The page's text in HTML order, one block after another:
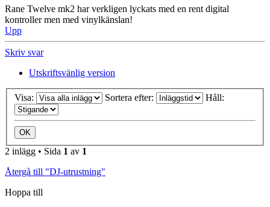
Rane Twelve mk2 har verkligen lyckats med en rent digital
kontroller men med vinylkänslan!
Upp
Skriv svar
Utskriftsvänlig version
Visa: Sortera efter: Håll:
2 inlägg • Sida 1 av 1
Återgå till "DJ-utrustning"
Hoppa till